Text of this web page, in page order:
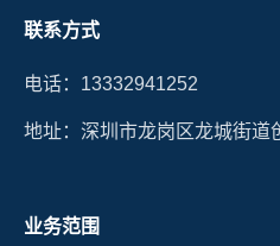
联系方式
电话：13332941252
地址：深圳市龙岗区龙城街道
业务范围